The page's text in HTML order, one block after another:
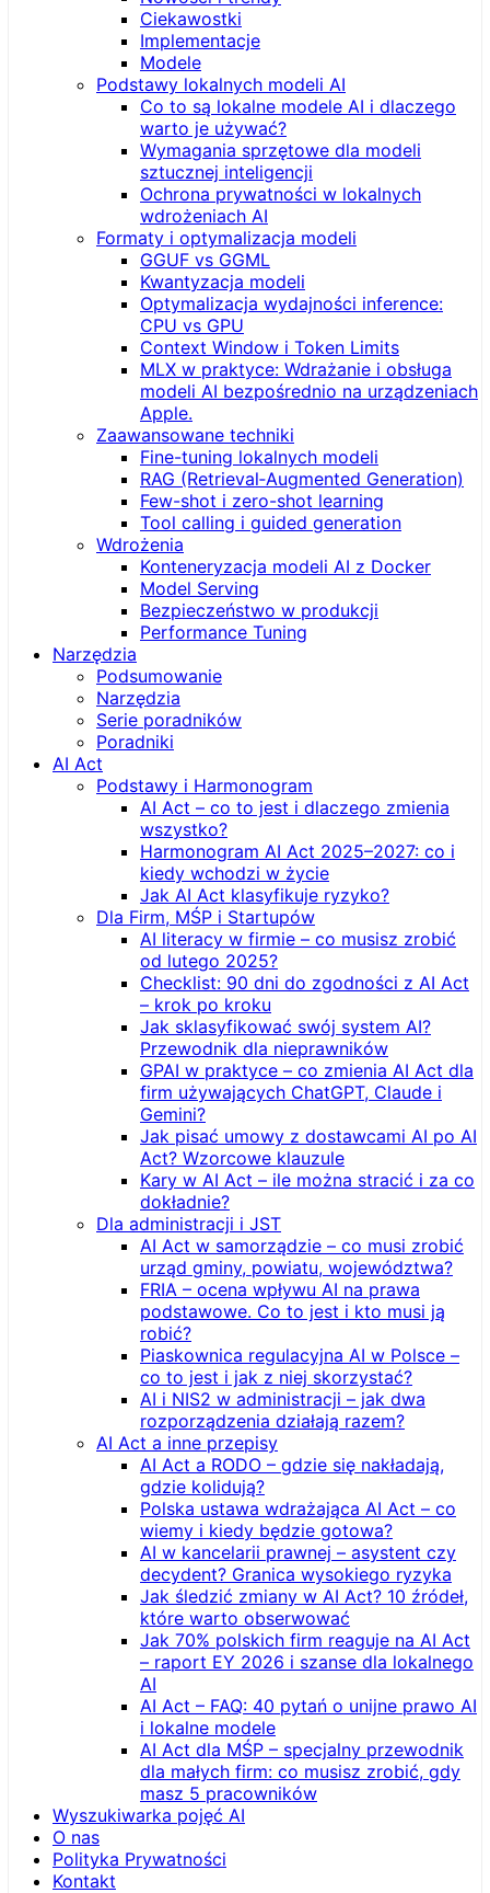
Ciekawostki
Implementacje
Modele
Podstawy lokalnych modeli AI
Co to są lokalne modele AI i dlaczego
warto je używać?
Wymagania sprzętowe dla modeli
sztucznej inteligencji
Ochrona prywatności w lokalnych
wdrożeniach AI
Formaty i optymalizacja modeli
GGUF vs GGML
Kwantyzacja modeli
Optymalizacja wydajności inference:
CPU vs GPU
Context Window i Token Limits
MLX w praktyce: Wdrażanie i obsługa
modeli AI bezpośrednio na urządzeniach
Apple.
Zaawansowane techniki
Fine-tuning lokalnych modeli
RAG (Retrieval‑Augmented Generation)
Few-shot i zero-shot learning
Tool calling i guided generation
Wdrożenia
Konteneryzacja modeli AI z Docker
Model Serving
Bezpieczeństwo w produkcji
Performance Tuning
Narzędzia
Podsumowanie
Narzędzia
Serie poradników
Poradniki
AI Act
Podstawy i Harmonogram
AI Act – co to jest i dlaczego zmienia
wszystko?
Harmonogram AI Act 2025–2027: co i
kiedy wchodzi w życie
Jak AI Act klasyfikuje ryzyko?
Dla Firm, MŚP i Startupów
AI literacy w firmie – co musisz zrobić
od lutego 2025?
Checklist: 90 dni do zgodności z AI Act
– krok po kroku
Jak sklasyfikować swój system AI?
Przewodnik dla nieprawników
GPAI w praktyce – co zmienia AI Act dla
firm używających ChatGPT, Claude i
Gemini?
Jak pisać umowy z dostawcami AI po AI
Act? Wzorcowe klauzule
Kary w AI Act – ile można stracić i za co
dokładnie?
Dla administracji i JST
AI Act w samorządzie – co musi zrobić
urząd gminy, powiatu, województwa?
FRIA – ocena wpływu AI na prawa
podstawowe. Co to jest i kto musi ją
robić?
Piaskownica regulacyjna AI w Polsce –
co to jest i jak z niej skorzystać?
AI i NIS2 w administracji – jak dwa
rozporządzenia działają razem?
AI Act a inne przepisy
AI Act a RODO – gdzie się nakładają,
gdzie kolidują?
Polska ustawa wdrażająca AI Act – co
wiemy i kiedy będzie gotowa?
AI w kancelarii prawnej – asystent czy
decydent? Granica wysokiego ryzyka
Jak śledzić zmiany w AI Act? 10 źródeł,
które warto obserwować
Jak 70% polskich firm reaguje na AI Act
– raport EY 2026 i szanse dla lokalnego
AI
AI Act – FAQ: 40 pytań o unijne prawo AI
i lokalne modele
AI Act dla MŚP – specjalny przewodnik
dla małych firm: co musisz zrobić, gdy
masz 5 pracowników
Wyszukiwarka pojęć AI
O nas
Polityka Prywatności
Kontakt